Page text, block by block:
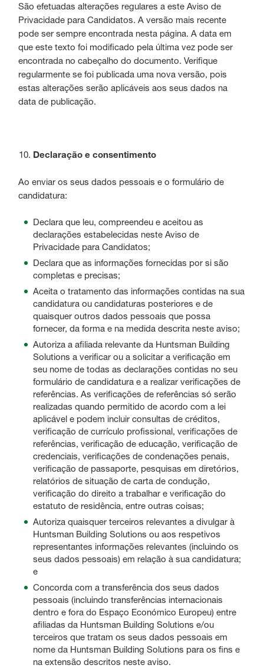
São efetuadas alterações regulares a este Aviso de
Privacidade para Candidatos. A versão mais recente
pode ser sempre encontrada nesta página. A data em
que este texto foi modificado pela última vez pode ser
encontrada no cabeçalho do documento. Verifique
regularmente se foi publicada uma nova versão, pois
estas alterações serão aplicáveis aos seus dados na
data de publicação.
Declaração e consentimento
Ao enviar os seus dados pessoais e o formulário de
candidatura:
Declara que leu, compreendeu e aceitou as
declarações estabelecidas neste Aviso de
Privacidade para Candidatos;
Declara que as informações fornecidas por si são
completas e precisas;
Aceita o tratamento das informações contidas na sua
candidatura ou candidaturas posteriores e de
quaisquer outros dados pessoais que possa
fornecer, da forma e na medida descrita neste aviso;
Autoriza a afiliada relevante da Huntsman Building
Solutions a verificar ou a solicitar a verificação em
seu nome de todas as declarações contidas no seu
formulário de candidatura e a realizar verificações de
referências. As verificações de referências só serão
realizadas quando permitido de acordo com a lei
aplicável e podem incluir consultas de créditos,
verificação de currículo profissional, verificações de
referências, verificação de educação, verificação de
credenciais, verificações de condenações penais,
verificação de passaporte, pesquisas em diretórios,
relatórios de situação de carta de condução,
verificação do direito a trabalhar e verificação do
estatuto de residência, entre outras coisas;
Autoriza quaisquer terceiros relevantes a divulgar à
Huntsman Building Solutions ou aos respetivos
representantes informações relevantes (incluindo os
seus dados pessoais) em relação à sua candidatura;
e
Concorda com a transferência dos seus dados
pessoais (incluindo transferências internacionais
dentro e fora do Espaço Económico Europeu) entre
afiliadas da Huntsman Building Solutions e/ou
terceiros que tratam os seus dados pessoais em
nome da Huntsman Building Solutions para os fins e
na extensão descritos neste aviso.